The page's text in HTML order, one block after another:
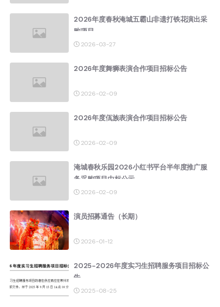
2026年度春秋淹城五霸山非遗打铁花演出采
购项目
2026-03-27
2026年度舞狮表演合作项目招标公告
2026-02-09
2026年度佤族表演合作项目招标公告
2026-02-09
淹城春秋乐园2026小红书平台半年度推广服
务采购项目中标公示
2026-02-09
演员招募通告（长期）
2026-01-12
2025-2026年度实习生招聘服务项目招标公
告
2025-08-25